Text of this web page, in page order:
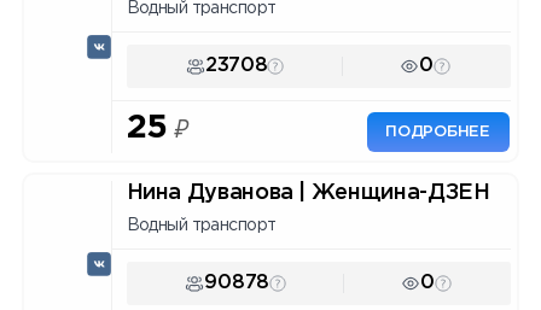
Водный транспорт
23708 0
25 ₽ ПОДРОБНЕЕ
Нина Дуванова | Женщина-ДЗЕН
Водный транспорт
90878 0